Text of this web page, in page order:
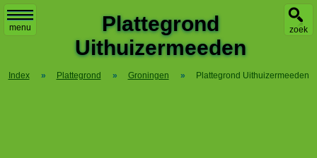
menu zoek
Plattegrond
Uithuizermeeden
Index » Plattegrond » Groningen » Plattegrond Uithuizermeeden